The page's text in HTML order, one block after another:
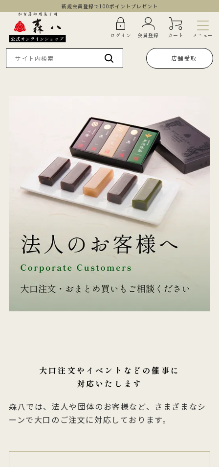
新規会員登録で100ポイントプレゼント
公式オンラインショップ ログイン 会員登録 カート メニュー
店舗受取
大口注文やイベントなどの催事に
対応いたします
森八では、法人や団体のお客様など、さまざまなシ
ーンで大口のご注文に対応しております。